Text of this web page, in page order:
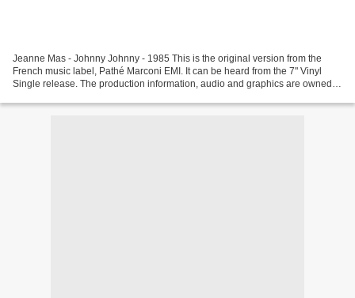
Jeanne Mas - Johnny Johnny - 1985 This is the original version from the
French music label, Pathé Marconi EMI. It can be heard from the 7" Vinyl
Single release. The production information, audio and graphics are owned